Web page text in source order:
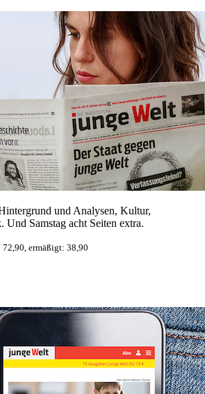
und Analysen, Kultur,
Und Samstag acht Seiten extra.
ermäßigt: 38,90